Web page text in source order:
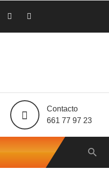
Contacto
661 77 97 23
